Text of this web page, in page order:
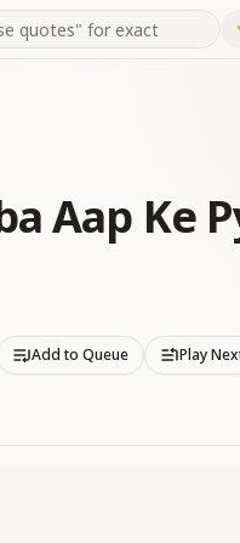
Aap Ke
Add to Queue Play